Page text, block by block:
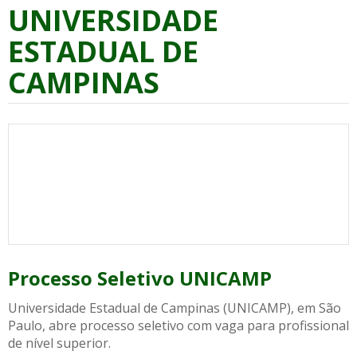
UNIVERSIDADE
ESTADUAL DE
CAMPINAS
Processo Seletivo UNICAMP
Universidade Estadual de Campinas (UNICAMP), em São
Paulo, abre processo seletivo com vaga para profissional
de nível superior.